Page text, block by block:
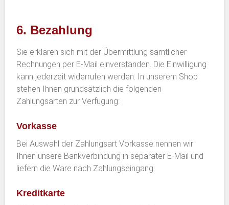
6. Bezahlung
Sie erklären sich mit der Übermittlung sämtlicher
Rechnungen per E-Mail einverstanden. Die Einwilligung
kann jederzeit widerrufen werden. In unserem Shop
stehen Ihnen grundsätzlich die folgenden
Zahlungsarten zur Verfügung:
Vorkasse
Bei Auswahl der Zahlungsart Vorkasse nennen wir
Ihnen unsere Bankverbindung in separater E-Mail und
liefern die Ware nach Zahlungseingang.
Kreditkarte